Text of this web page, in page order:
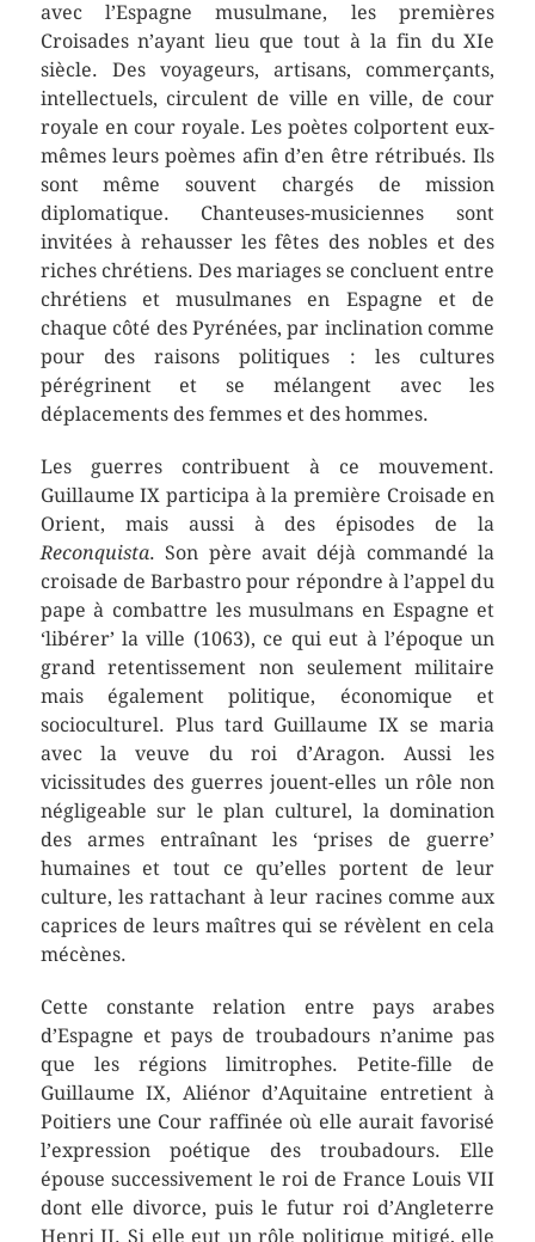
avec l’Espagne musulmane, les premières
Croisades n’ayant lieu que tout à la fin du XIe
siècle. Des voyageurs, artisans, commerçants,
intellectuels, circulent de ville en ville, de cour
royale en cour royale. Les poètes colportent eux-
mêmes leurs poèmes afin d’en être rétribués. Ils
sont même souvent chargés de mission
diplomatique. Chanteuses-musiciennes sont
invitées à rehausser les fêtes des nobles et des
riches chrétiens. Des mariages se concluent entre
chrétiens et musulmanes en Espagne et de
chaque côté des Pyrénées, par inclination comme
pour des raisons politiques : les cultures
pérégrinent et se mélangent avec les
déplacements des femmes et des hommes.
Les guerres contribuent à ce mouvement.
Guillaume IX participa à la première Croisade en
Orient, mais aussi à des épisodes de la
Reconquista. Son père avait déjà commandé la
croisade de Barbastro pour répondre à l’appel du
pape à combattre les musulmans en Espagne et
‘libérer’ la ville (1063), ce qui eut à l’époque un
grand retentissement non seulement militaire
mais également politique, économique et
socioculturel. Plus tard Guillaume IX se maria
avec la veuve du roi d’Aragon. Aussi les
vicissitudes des guerres jouent-elles un rôle non
négligeable sur le plan culturel, la domination
des armes entraînant les ‘prises de guerre’
humaines et tout ce qu’elles portent de leur
culture, les rattachant à leur racines comme aux
caprices de leurs maîtres qui se révèlent en cela
mécènes.
Cette constante relation entre pays arabes
d’Espagne et pays de troubadours n’anime pas
que les régions limitrophes. Petite-fille de
Guillaume IX, Aliénor d’Aquitaine entretient à
Poitiers une Cour raffinée où elle aurait favorisé
l’expression poétique des troubadours. Elle
épouse successivement le roi de France Louis VII
dont elle divorce, puis le futur roi d’Angleterre
Henri II. Si elle eut un rôle politique mitigé, elle